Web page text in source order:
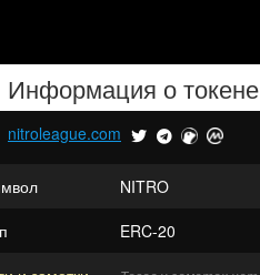
Информация о токене
nitroleague.com
NITRO
ERC-20